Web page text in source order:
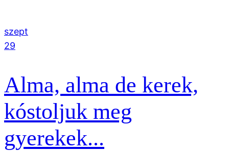
szept
29
Alma, alma de kerek,
kóstoljuk meg
gyerekek...